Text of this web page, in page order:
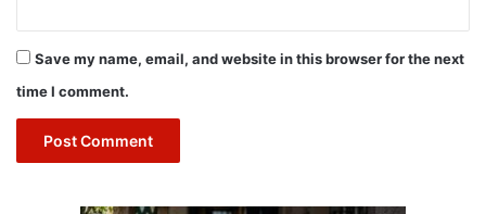
Save my name, email, and website in this browser for the next
time I comment.